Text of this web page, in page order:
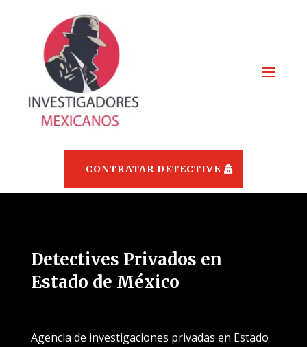
CONTRATAR DETECTIVE
Detectives Privados en
Estado de México
Agencia de investigaciones privadas en Estado